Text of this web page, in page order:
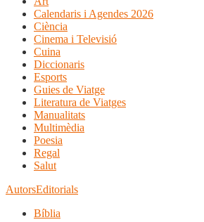
Calendaris i Agendes 2026
Ciència
Cinema i Televisió
Cuina
Diccionaris
Esports
Guies de Viatge
Literatura de Viatges
Manualitats
Multimèdia
Poesia
Regal
Salut
AutorsEditorials
Bíblia